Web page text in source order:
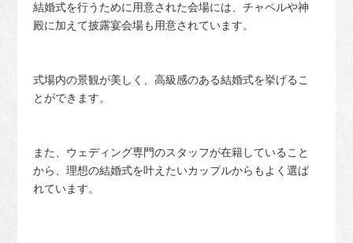
結婚式を行うために用意された会場には、チャペルや神
殿に加えて披露宴会場も用意されています。
式場内の景観が美しく、高級感のある結婚式を挙げるこ
とができます。
また、ウェディング専門のスタッフが在籍していること
から、理想の結婚式を叶えたいカップルからもよく選ば
れています。